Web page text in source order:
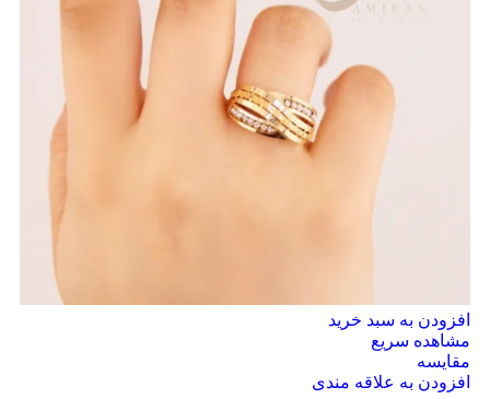
افزودن به سبد خرید
مشاهده سریع
مقایسه
افزودن به علاقه مندی